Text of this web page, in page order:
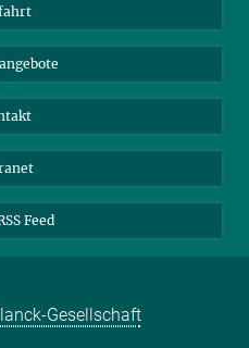
Feed
Gesellschaft